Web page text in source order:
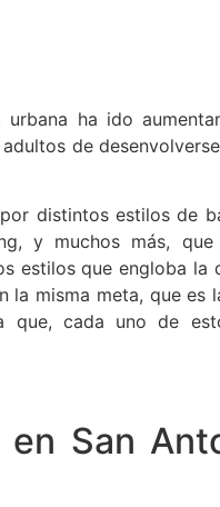
ha ido
de
distintos estilos de
y muchos más,
estilos que engloba la
la misma meta, que es
que, cada uno de
en San